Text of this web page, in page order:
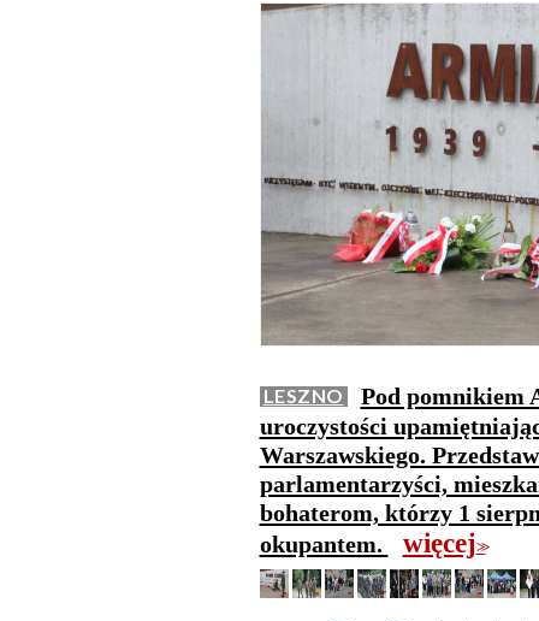
LESZNO
Pod pomnikiem
uroczystości
Warszawskiego.
parlamentarzyści,
bohaterom, którzy 1
okupantem.
więcej>>